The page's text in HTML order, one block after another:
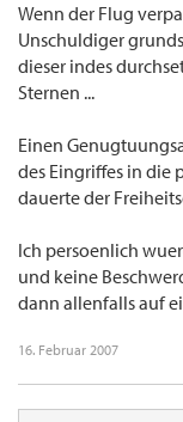
Wenn der Flug
Unschuldiger
dieser indes
Sternen ...
Einen
des Eingriffes in die
dauerte der
Ich persoenlich
und keine
dann allenfalls auf
16. Februar 2007